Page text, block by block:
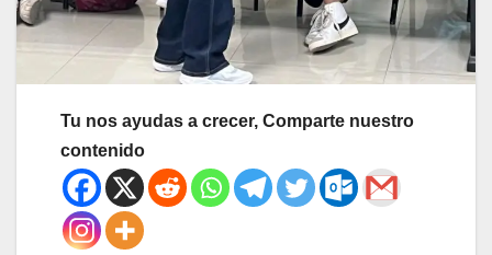
Tu nos ayudas a crecer, Comparte nuestro
contenido